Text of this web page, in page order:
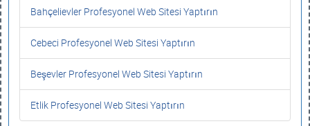
Bahçelievler Profesyonel Web Sitesi Yaptırın
Cebeci Profesyonel Web Sitesi Yaptırın
Beşevler Profesyonel Web Sitesi Yaptırın
Etlik Profesyonel Web Sitesi Yaptırın